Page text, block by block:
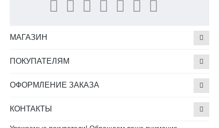
МАГАЗИН
ПОКУПАТЕЛЯМ
ОФОРМЛЕНИЕ ЗАКАЗА
КОНТАКТЫ